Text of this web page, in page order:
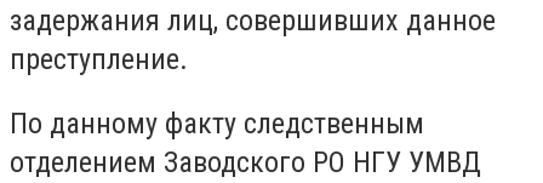
задержания лиц, совершивших данное
преступление.
По данному факту следственным
отделением Заводского РО НГУ УМВД